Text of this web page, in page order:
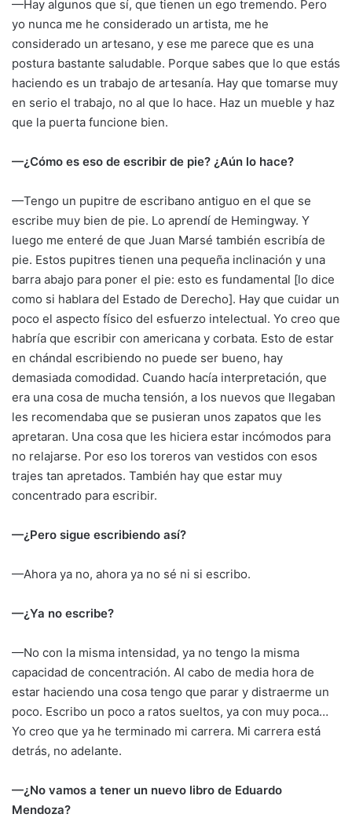
—Hay algunos que sí, que tienen un ego tremendo. Pero
yo nunca me he considerado un artista, me he
considerado un artesano, y ese me parece que es una
postura bastante saludable. Porque sabes que lo que estás
haciendo es un trabajo de artesanía. Hay que tomarse muy
en serio el trabajo, no al que lo hace. Haz un mueble y haz
que la puerta funcione bien.
—¿Cómo es eso de escribir de pie? ¿Aún lo hace?
—Tengo un pupitre de escribano antiguo en el que se
escribe muy bien de pie. Lo aprendí de Hemingway. Y
luego me enteré de que Juan Marsé también escribía de
pie. Estos pupitres tienen una pequeña inclinación y una
barra abajo para poner el pie: esto es fundamental [lo dice
como si hablara del Estado de Derecho]. Hay que cuidar un
poco el aspecto físico del esfuerzo intelectual. Yo creo que
habría que escribir con americana y corbata. Esto de estar
en chándal escribiendo no puede ser bueno, hay
demasiada comodidad. Cuando hacía interpretación, que
era una cosa de mucha tensión, a los nuevos que llegaban
les recomendaba que se pusieran unos zapatos que les
apretaran. Una cosa que les hiciera estar incómodos para
no relajarse. Por eso los toreros van vestidos con esos
trajes tan apretados. También hay que estar muy
concentrado para escribir.
—¿Pero sigue escribiendo así?
—Ahora ya no, ahora ya no sé ni si escribo.
—¿Ya no escribe?
—No con la misma intensidad, ya no tengo la misma
capacidad de concentración. Al cabo de media hora de
estar haciendo una cosa tengo que parar y distraerme un
poco. Escribo un poco a ratos sueltos, ya con muy poca…
Yo creo que ya he terminado mi carrera. Mi carrera está
detrás, no adelante.
—¿No vamos a tener un nuevo libro de Eduardo
Mendoza?